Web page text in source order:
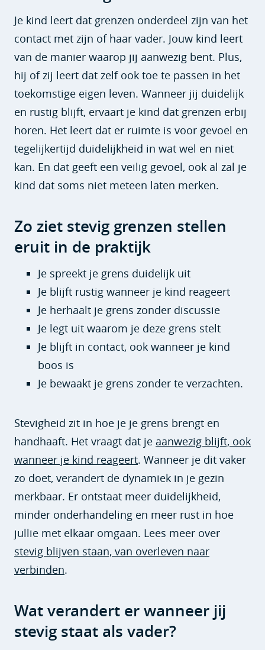
Je kind leert dat grenzen onderdeel zijn van het
contact met zijn of haar vader. Jouw kind leert
van de manier waarop jij aanwezig bent. Plus,
hij of zij leert dat zelf ook toe te passen in het
toekomstige eigen leven. Wanneer jij duidelijk
en rustig blijft, ervaart je kind dat grenzen erbij
horen. Het leert dat er ruimte is voor gevoel en
tegelijkertijd duidelijkheid in wat wel en niet
kan. En dat geeft een veilig gevoel, ook al zal je
kind dat soms niet meteen laten merken.
Zo ziet stevig grenzen stellen
eruit in de praktijk
Je spreekt je grens duidelijk uit
Je blijft rustig wanneer je kind reageert
Je herhaalt je grens zonder discussie
Je legt uit waarom je deze grens stelt
Je blijft in contact, ook wanneer je kind
boos is
Je bewaakt je grens zonder te verzachten.
Stevigheid zit in hoe je je grens brengt en
handhaaft. Het vraagt dat je aanwezig blijft, ook
wanneer je kind reageert. Wanneer je dit vaker
zo doet, verandert de dynamiek in je gezin
merkbaar. Er ontstaat meer duidelijkheid,
minder onderhandeling en meer rust in hoe
jullie met elkaar omgaan. Lees meer over
stevig blijven staan, van overleven naar
verbinden.
Wat verandert er wanneer jij
stevig staat als vader?